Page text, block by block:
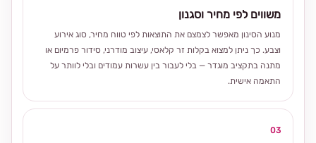
משווים לפי מחיר וסגנון
מנוע הסינון מאפשר לצמצם את התוצאות לפי טווח מחיר, סוג אירוע
וצבע. כך ניתן למצוא בקלות זר קלאסי, עיצוב מודרני, סידור פרמיום או
מתנה בתקציב מוגדר — בלי לעבור בין עשרות עמודים ובלי לוותר על
התאמה אישית.
03